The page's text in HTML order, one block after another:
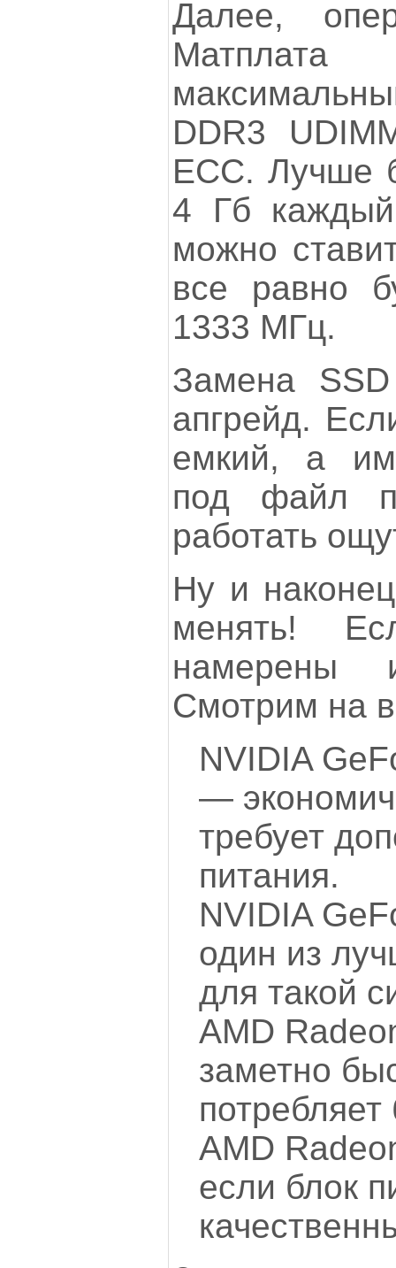
Далее,
Матплата
DDR3
ECC. Лучше
4 Гб
можно
все равно
1333 МГц.
Замена
апгрейд.
емкий, а
под файл
работать
Ну и
менять!
намерены
Смотрим на
NVIDIA
—
требует
питания.
NVIDIA
один из
для такой
AMD
заметно
AMD
если блок